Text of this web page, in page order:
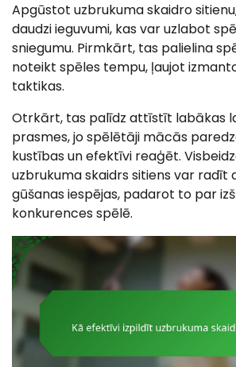
Apgūstot uzbrukuma skaidro
daudzi ieguvumi, kas var uzlabot
sniegumu. Pirmkārt, tas palielina
noteikt spēles tempu, ļaujot
taktikas.
Otrkārt, tas palīdz attīstīt labākas
prasmes, jo spēlētāji mācās
kustības un efektīvi reaģēt.
uzbrukuma skaidrs sitiens var radīt
gūšanas iespējas, padarot to par
konkurences spēlē.